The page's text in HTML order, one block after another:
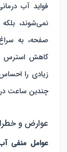
فواید آب
نمی‌شوند،
صفحه، به
کاهش استرس
زیادی را
چندین ساعت در
عوارض و
عوامل منفی آب